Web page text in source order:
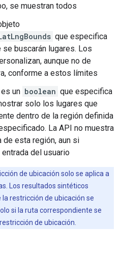
se muestran todos
que especifica
se buscarán lugares. Los
aunque no de
conforme a estos límites
es un boolean que especifica
solo los lugares que
dentro de la región definida
La API no muestra
esta región, aun si
del usuario
de ubicación solo se aplica a
Los resultados sintéticos
restricción de ubicación se
si la ruta correspondiente se
de ubicación.